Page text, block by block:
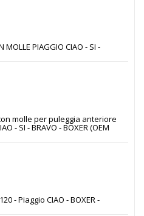
MOLLE PIAGGIO CIAO - SI -
molle per puleggia anteriore
- SI - BRAVO - BOXER (OEM
- Piaggio CIAO - BOXER -